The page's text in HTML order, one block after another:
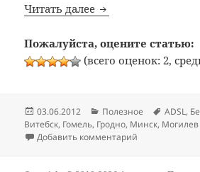
Читать далее Значения VPI/VCI
Пожалуйста, оцените статью:
(всего оценок: 2,
Опубликовано
03.06.2012 Рубрики
Полезное Метки
ADSL,
Витебск, Гомель, Гродно, Минск, Могилев
Добавить комментарий